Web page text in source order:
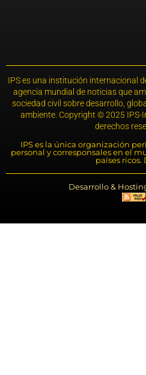
IPS es una institución internacional
agencia mundial de noticias que
sociedad civil sobre desarrollo,
ambiente. Copyright © 2025 IPS-
derechos
IPS es la única organización
personal y corresponsales en el
países ricos.
Desarrollo &